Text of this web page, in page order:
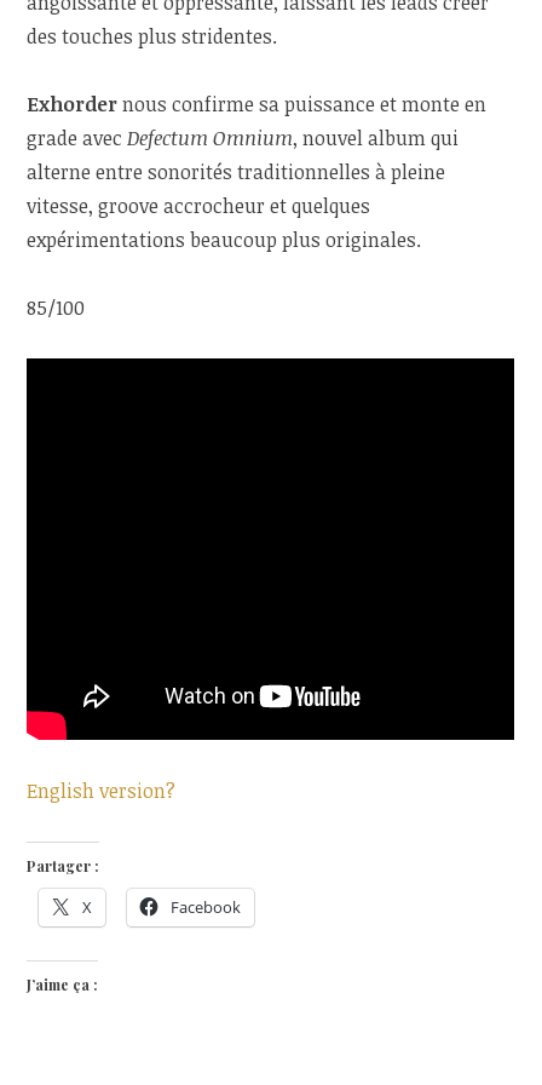
des touches plus stridentes.
Exhordernous confirme sa puissance et monte en
grade avecDefectum Omnium, nouvel album qui
alterne entre sonorités traditionnelles à pleine
vitesse, groove accrocheur et quelques
expérimentations beaucoup plus originales.
85/100
English version?
Partager :
X Facebook
J’aime ça :